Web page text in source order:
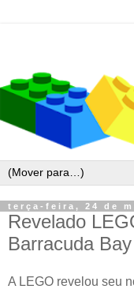
terça-feira, 24 de
Revelado
Barracuda Bay
A LEGO revelou seu